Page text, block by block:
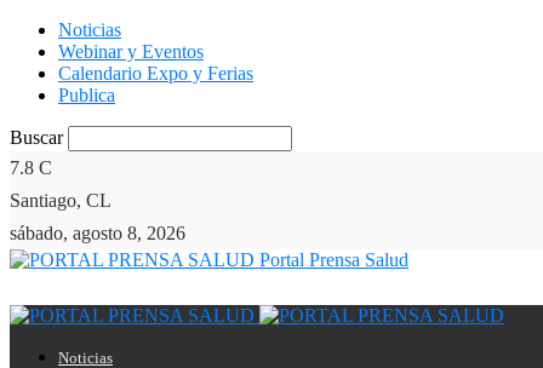
Noticias
Webinar y Eventos
Calendario Expo y Ferias
Publica
Buscar
7.8 C
Santiago, CL
sábado, agosto 8, 2026
Portal Prensa Salud
Noticias